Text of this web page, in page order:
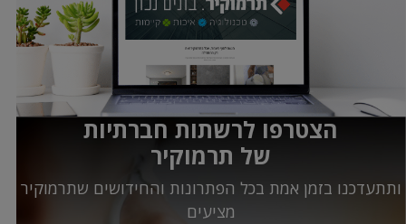
הצטרפו לרשתות חברתיות
של תרמוקיר
ותתעדכנו בזמן אמת בכל הפתרונות והחידושים שתרמוקיר
מציעים